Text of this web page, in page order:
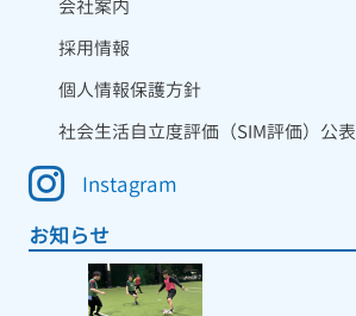
会社案内
採用情報
個人情報保護方針
社会生活自立度評価（SIM評価）公表
Instagram
お知らせ